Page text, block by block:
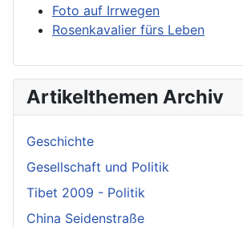
Foto auf Irrwegen
Rosenkavalier fürs Leben
Artikelthemen Archiv
Geschichte
Gesellschaft und Politik
Tibet 2009 - Politik
China Seidenstraße